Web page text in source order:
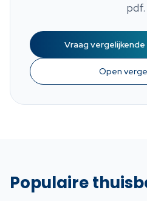
pdf.
Vraag
Open
Populaire